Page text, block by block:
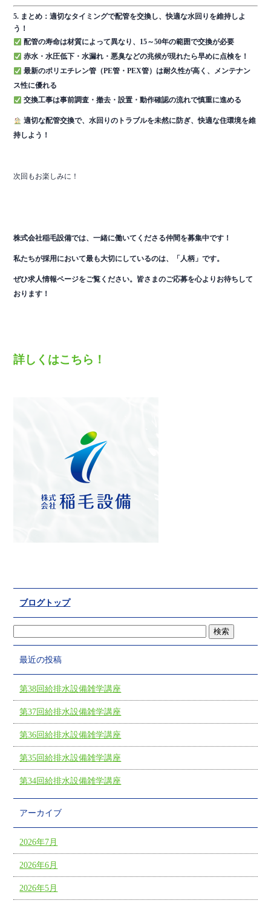
5. まとめ：適切なタイミングで配管を交換し、快適な水回りを維持しよ
う！
配管の寿命は材質によって異なり、15～50年の範囲で交換が必要
赤水・水圧低下・水漏れ・悪臭などの兆候が現れたら早めに点検を！
最新のポリエチレン管（PE管・PEX管）は耐久性が高く、メンテナン
ス性に優れる
交換工事は事前調査・撤去・設置・動作確認の流れで慎重に進める
適切な配管交換で、水回りのトラブルを未然に防ぎ、快適な住環境を維
持しよう！
次回もお楽しみに！
株式会社稲毛設備では、一緒に働いてくださる仲間を募集中です！
私たちが採用において最も大切にしているのは、「人柄」です。
ぜひ求人情報ページをご覧ください。皆さまのご応募を心よりお待ちして
おります！
詳しくはこちら！
ブログトップ
最近の投稿
第38回給排水設備雑学講座
第37回給排水設備雑学講座
第36回給排水設備雑学講座
第35回給排水設備雑学講座
第34回給排水設備雑学講座
アーカイブ
2026年7月
2026年6月
2026年5月